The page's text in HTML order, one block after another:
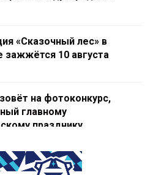
«Сказочный лес» в
зажжётся 10 августа
на фотоконкурс,
главному
празднику
предупредили о ливнях,
ветре на юге